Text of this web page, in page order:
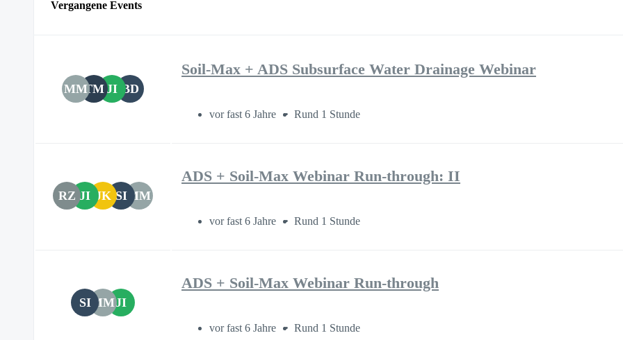
Vergangene Events
MMTMJI BD
Soil-Max + ADS Subsurface Water Drainage Webinar
vor fast 6 Jahre Rund 1 Stunde
RZ JI JK SI MM
ADS + Soil-Max Webinar Run-through: II
vor fast 6 Jahre Rund 1 Stunde
SI MMJI
ADS + Soil-Max Webinar Run-through
vor fast 6 Jahre Rund 1 Stunde